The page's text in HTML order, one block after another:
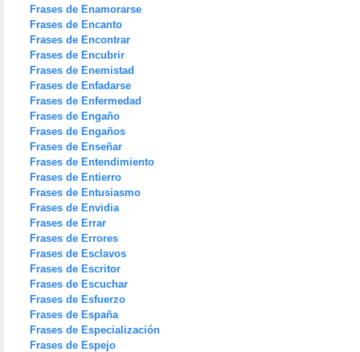
Frases de Enamorarse
Frases de Encanto
Frases de Encontrar
Frases de Encubrir
Frases de Enemistad
Frases de Enfadarse
Frases de Enfermedad
Frases de Engaño
Frases de Engaños
Frases de Enseñar
Frases de Entendimiento
Frases de Entierro
Frases de Entusiasmo
Frases de Envidia
Frases de Errar
Frases de Errores
Frases de Esclavos
Frases de Escritor
Frases de Escuchar
Frases de Esfuerzo
Frases de España
Frases de Especialización
Frases de Espejo